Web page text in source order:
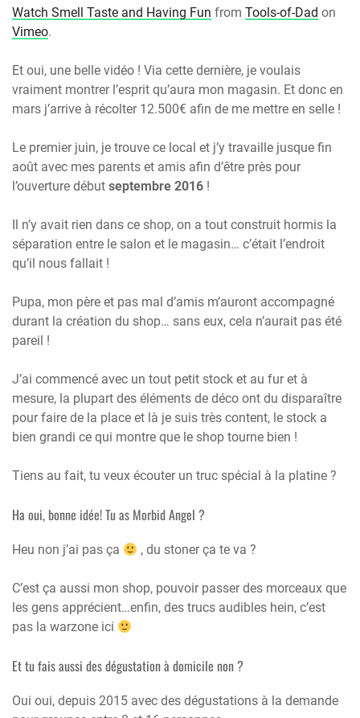
Watch Smell Taste and Having Fun from Tools-of-Dad on
Vimeo.
Et oui, une belle vidéo ! Via cette dernière, je voulais
vraiment montrer l’esprit qu’aura mon magasin. Et donc en
mars j’arrive à récolter 12.500€ afin de me mettre en selle !
Le premier juin, je trouve ce local et j’y travaille jusque fin
août avec mes parents et amis afin d’être près pour
l’ouverture début septembre 2016 !
Il n’y avait rien dans ce shop, on a tout construit hormis la
séparation entre le salon et le magasin… c’était l’endroit
qu’il nous fallait !
Pupa, mon père et pas mal d’amis m’auront accompagné
durant la création du shop… sans eux, cela n’aurait pas été
pareil !
J’ai commencé avec un tout petit stock et au fur et à
mesure, la plupart des éléments de déco ont du disparaître
pour faire de la place et là je suis très content, le stock a
bien grandi ce qui montre que le shop tourne bien !
Tiens au fait, tu veux écouter un truc spécial à la platine ?
Ha oui, bonne idée! Tu as Morbid Angel ?
Heu non j’ai pas ça , du stoner ça te va ?
C’est ça aussi mon shop, pouvoir passer des morceaux que
les gens apprécient…enfin, des trucs audibles hein, c’est
pas la warzone ici
Et tu fais aussi des dégustation à domicile non ?
Oui oui, depuis 2015 avec des dégustations à la demande